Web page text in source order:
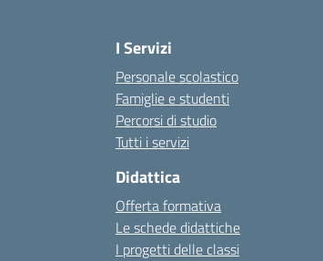
I Servizi
Personale scolastico
Famiglie e studenti
Percorsi di studio
Tutti i servizi
Didattica
Offerta formativa
Le schede didattiche
I progetti delle classi